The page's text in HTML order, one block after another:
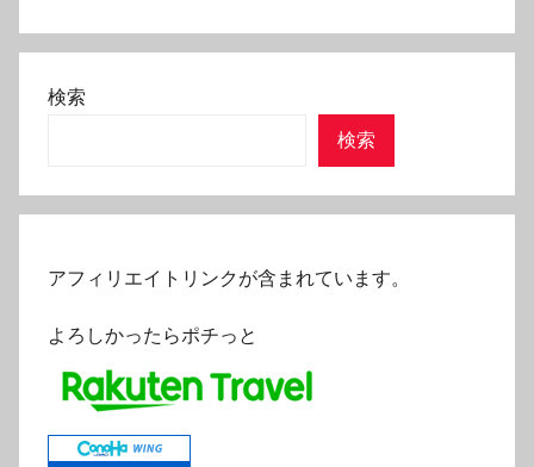
検索
検索
アフィリエイトリンクが含まれています。
よろしかったらポチっと